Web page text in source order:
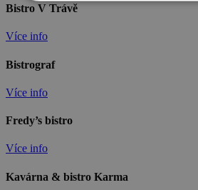
Bistro V Trávě
Více info
Bistrograf
Více info
Fredy’s bistro
Více info
Kavárna & bistro Karma